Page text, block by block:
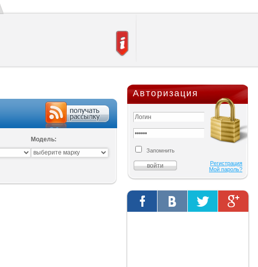
Модель:
Авторизация
Запомнить
Регистрация
Мой пароль?